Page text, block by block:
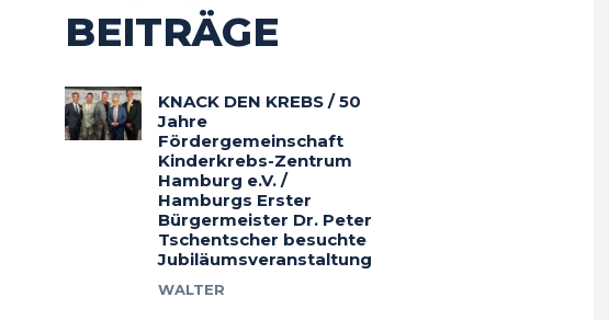
BEITRÄGE
KNACK DEN KREBS / 50
Jahre
Fördergemeinschaft
Kinderkrebs-Zentrum
Hamburg e.V. /
Hamburgs Erster
Bürgermeister Dr. Peter
Tschentscher besuchte
Jubiläumsveranstaltung
WALTER